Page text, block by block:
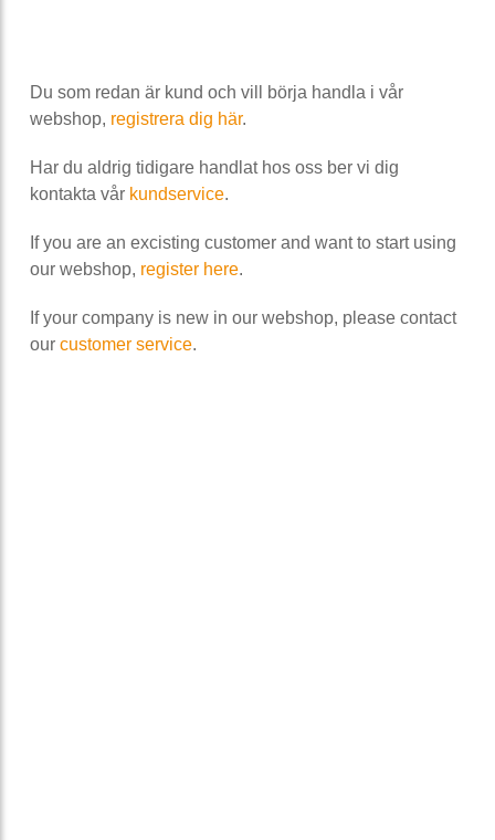
Du som redan är kund och vill börja handla i vår
webshop, registrera dig här.
Har du aldrig tidigare handlat hos oss ber vi dig
kontakta vår kundservice.
If you are an excisting customer and want to start using
our webshop, register here.
If your company is new in our webshop, please contact
our customer service.